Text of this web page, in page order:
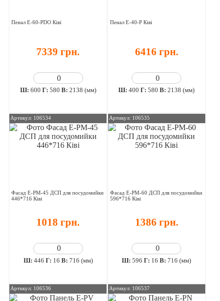
Пенал E-60-PDO Ківі
7339 грн.
Ш: 600 Г: 580 В: 2138 (мм)
Пенал E-40-P Ківі
6416 грн.
Ш:400 Г:580 В:2138 (мм)
Артикул: 106534
Фасад E-PM-45 ДСП для посудомийки
446*716 Ківі
1018 грн.
Ш: 446 Г: 16 В: 716 (мм)
Артикул: 106535
Фасад E-PM-60 ДСП для посудомийки
596*716 Ківі
1386 грн.
Ш:596 Г: 16 В:716 (мм)
Артикул: 106536 Артикул: 106537